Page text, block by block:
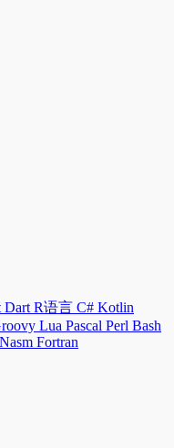
Dart R语言 C# Kotlin
Lua Pascal Perl Bash
Nasm Fortran